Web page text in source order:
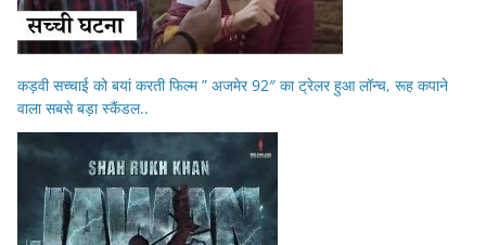
कड़वी सच्चाई को बयां करती फिल्म ” अजमेर 92″ का ट्रेलर हुआ लॉन्च, रूह कपाने
वाला सबसे बड़ा स्कैंडल..